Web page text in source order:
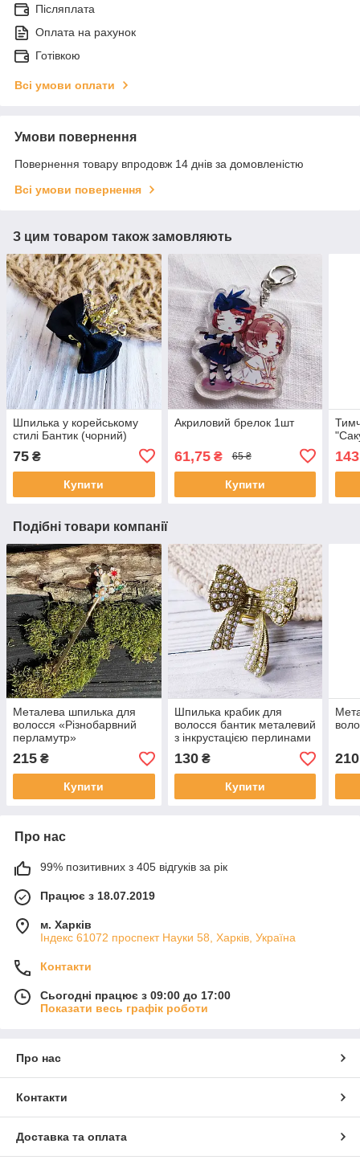
Післяплата
Оплата на рахунок
Готівкою
Всі умови оплати
Умови повернення
Повернення товару впродовж 14 днів за домовленістю
Всі умови повернення
З цим товаром також замовляють
Шпилька у корейському
стилі Бантик (чорний)
75 ₴
Купити
Акриловий брелок 1шт
61,75₴ 65 ₴
Купити
Подібні товари компанії
Металева шпилька для
волосся «Різнобарвний
перламутр»
215 ₴
Купити
Шпилька крабик для
волосся бантик металевий
з інкрустацією перлинами
130₴
Купити
210
Про нас
99% позитивних з 405 відгуків за рік
Працює з 18.07.2019
м. Харків
Індекс 61072 проспект Науки 58, Харків, Україна
Контакти
Сьогодні працює з 09:00 до 17:00
Показати весь графік роботи
Про нас
Контакти
Доставка та оплата